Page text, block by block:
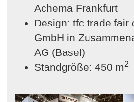
Achema Frankfurt
Design: tfc trade fair
GmbH in
AG (Basel)
Standgröße: 450 m2